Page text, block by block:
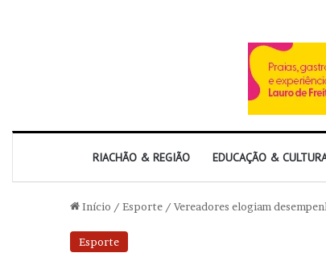
RIACHÃO & REGIÃO EDUCAÇÃO &
Início / Esporte / Vereadores elogiam
Esporte